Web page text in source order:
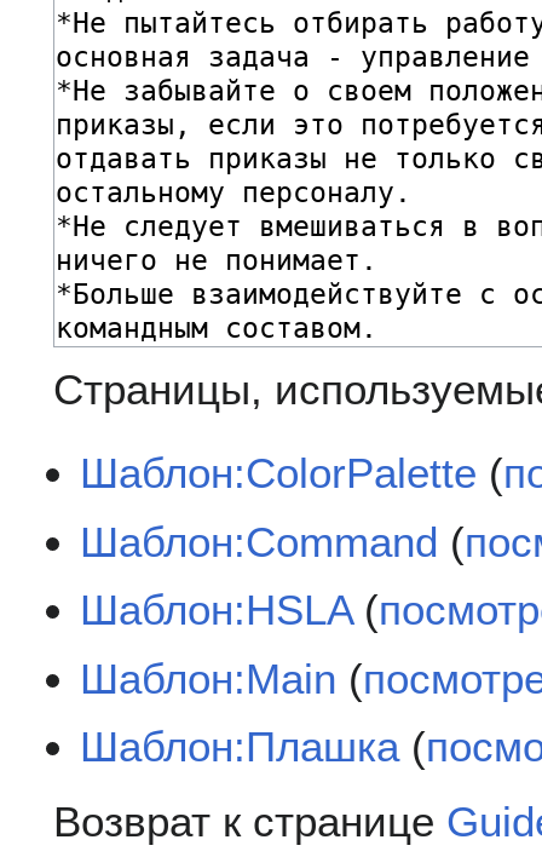
Страницы,
Шаблон:ColorPalette (
Шаблон:Command (
Шаблон:HSLA(
Шаблон:Main (
Шаблон:Плашка(
Возврат к странице